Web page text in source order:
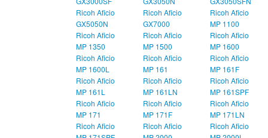
Ricoh Aficio
GX5050N
Ricoh Aficio
GX7000
Ricoh Aficio
MP 1100
Ricoh Aficio
MP 1350
Ricoh Aficio
MP 1500
Ricoh Aficio
MP 1600
Ricoh Aficio
MP 1600L
Ricoh Aficio
MP 161
Ricoh Aficio
MP 161F
Ricoh Aficio
MP 161L
Ricoh Aficio
MP 161LN
Ricoh Aficio
MP 161SPF
Ricoh Aficio
MP 171
Ricoh Aficio
MP 171F
Ricoh Aficio
MP 171LN
Ricoh Aficio
Ricoh Aficio
Ricoh Aficio